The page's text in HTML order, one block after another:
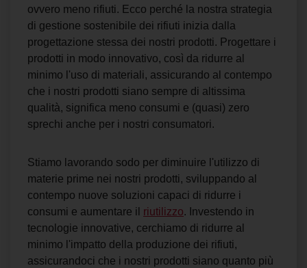
ovvero meno rifiuti. Ecco perché la nostra strategia
di gestione sostenibile dei rifiuti inizia dalla
progettazione stessa dei nostri prodotti. Progettare i
prodotti in modo innovativo, così da ridurre al
minimo l'uso di materiali, assicurando al contempo
che i nostri prodotti siano sempre di altissima
qualità, significa meno consumi e (quasi) zero
sprechi anche per i nostri consumatori.
Stiamo lavorando sodo per diminuire l'utilizzo di
materie prime nei nostri prodotti, sviluppando al
contempo nuove soluzioni capaci di ridurre i
consumi e aumentare il riutilizzo. Investendo in
tecnologie innovative, cerchiamo di ridurre al
minimo l'impatto della produzione dei rifiuti,
assicurandoci che i nostri prodotti siano quanto più